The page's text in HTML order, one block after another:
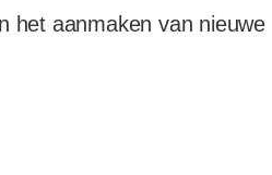
het aanmaken van nieuwe